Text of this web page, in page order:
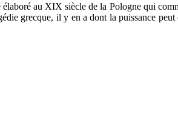
au XIX siècle de la Pologne qui
grecque, il y en a dont la puissance